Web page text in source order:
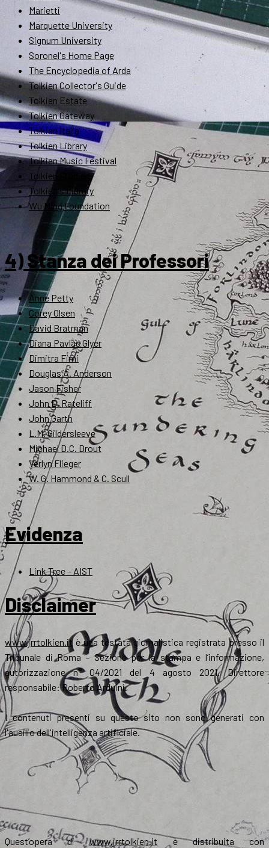
Marietti
Marquette University
Signum University
Soronel's Home Page
The Encyclopedia of Arda
Tolkien Collector's Guide
Tolkien Estate
Tolkien Gateway
Tolkien Italia
Tolkien Library
Tolkien Music Festival
Tolkien Studies
Tolkien's Library
Wu Ming Foundation
4) Stanza dei Professori
Anne Petty
Corey Olsen
David Bratman
Diana Pavlac Glyer
Dimitra Fimi
Douglas A. Anderson
Jason Fisher
John D. Rateliff
John Garth
L.M. Gildersleeve
Michael D.C. Drout
Verlyn Flieger
W. G. Hammond & C. Scull
Evidenza
Link Tree – AIST
Disclaimer
www.jrrtolkien.itè una testata giornalistica registrata presso il
Tribunale di Roma - Sezione per la stampa e l’informazione,
autorizzazione n° 04/2021 del 4 agosto 2021. Direttore
responsabile: Roberto Arduini.
I contenuti presenti su questo sito non sono generati con
l'ausilio dell'intelligenza artificiale.
Quest’opera diwww.jrrtolkien.it è distribuita con